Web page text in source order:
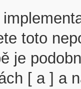
toto
je
[ a ] a